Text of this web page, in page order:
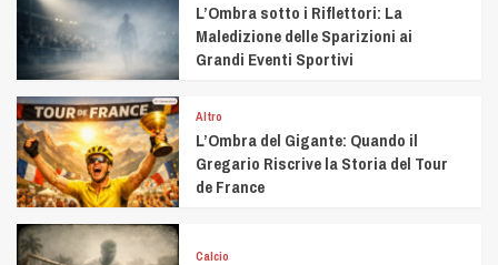
L’Ombra sotto i Riflettori: La
Maledizione delle Sparizioni ai
Grandi Eventi Sportivi
Altro
L’Ombra del Gigante: Quando il
Gregario Riscrive la Storia del Tour
de France
Calcio